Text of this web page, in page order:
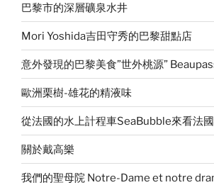
巴黎市的深層礦泉水井
Mori Yoshida吉田守秀的巴黎甜點店
意外發現的巴黎美食”世外桃源”
歐洲栗樹-雄花的精液味
從法國的水上計程車SeaBubble來看法
關於戴高樂
我們的聖母院 Notre-Dame et notre